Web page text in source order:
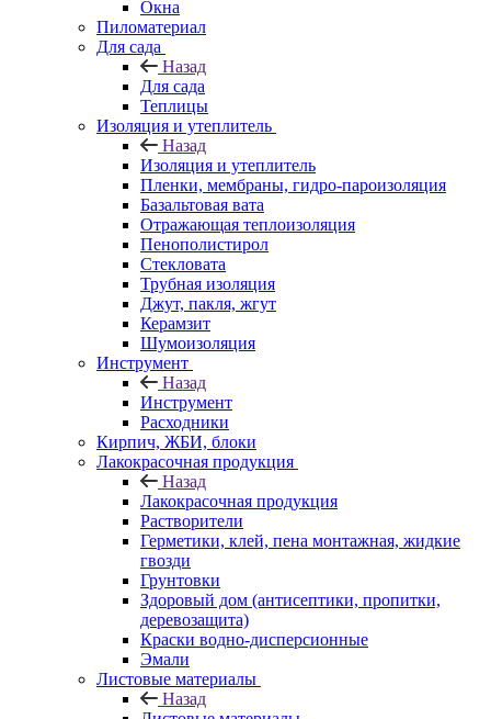
Окна
Пиломатериал
Для сада
Назад
Для сада
Теплицы
Изоляция и утеплитель
Назад
Изоляция и утеплитель
Пленки, мембраны, гидро-пароизоляция
Базальтовая вата
Отражающая теплоизоляция
Пенополистирол
Стекловата
Трубная изоляция
Джут, пакля, жгут
Керамзит
Шумоизоляция
Инструмент
Назад
Инструмент
Расходники
Кирпич, ЖБИ, блоки
Лакокрасочная продукция
Назад
Лакокрасочная продукция
Растворители
Герметики, клей, пена монтажная, жидкие
гвозди
Грунтовки
Здоровый дом (антисептики, пропитки,
деревозащита)
Краски водно-дисперсионные
Эмали
Листовые материалы
Назад